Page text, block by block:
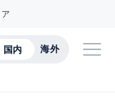
国内 海外